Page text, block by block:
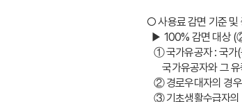
○ 사용료 감면 기준 및
▶ 100% 감면 대상
① 국가유공자 : 국
국가유공자
② 경로우대자의 경
③ 기초생활수급자